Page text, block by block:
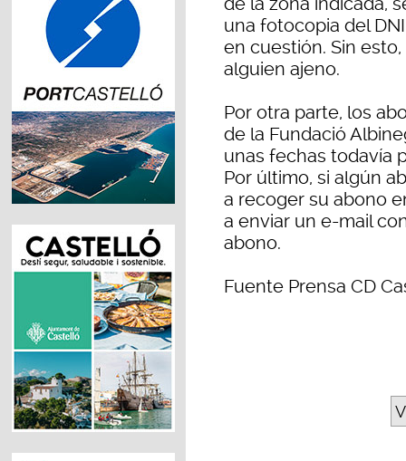
una fotocopia del
en cuestión. Sin
alguien ajeno.
Por otra parte, los
de la Fundació
unas fechas todavía
Por último, si algún
a recoger su abono
a enviar un e-mail
abono.
Fuente Prensa CD